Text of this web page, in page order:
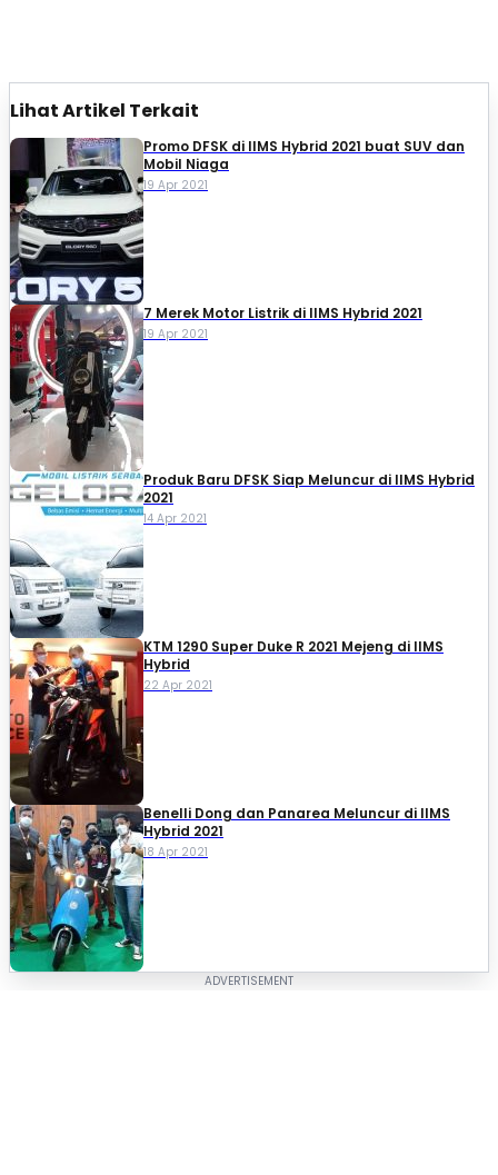
Lihat Artikel Terkait
Promo DFSK di IIMS Hybrid 2021 buat SUV dan
Mobil Niaga
19 Apr 2021
7 Merek Motor Listrik di IIMS Hybrid 2021
19 Apr 2021
Produk Baru DFSK Siap Meluncur di IIMS Hybrid
2021
14 Apr 2021
KTM 1290 Super Duke R 2021 Mejeng di IIMS
Hybrid
22 Apr 2021
Benelli Dong dan Panarea Meluncur di IIMS
Hybrid 2021
18 Apr 2021